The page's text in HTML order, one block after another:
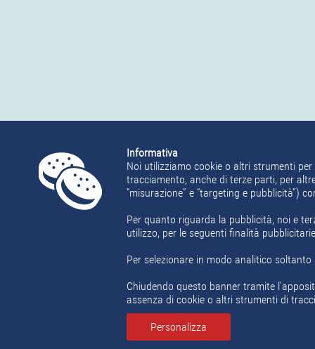
Informativa
Noi utilizziamo cookie o altri strumenti
tracciamento, anche di terze parti, per
“misurazione” e “targeting e pubblicità”)
Per quanto riguarda la pubblicità, noi e
utilizzo, per le seguenti finalità
Per selezionare in modo analitico soltanto
Chiudendo questo banner tramite
assenza di cookie o altri strumenti di
Personalizza